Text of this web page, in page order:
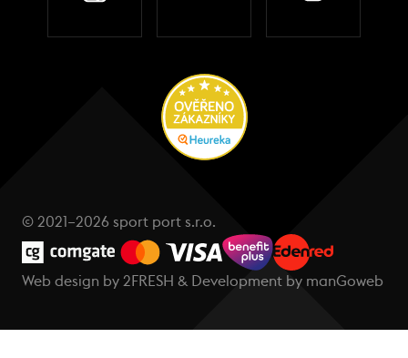
© 2021–2026 sport port s.r.o.
Web design by 2FRESH & Development by manGoweb